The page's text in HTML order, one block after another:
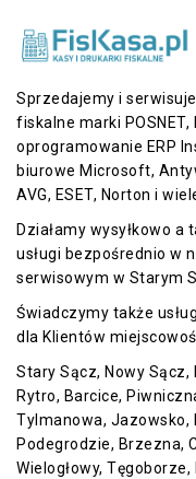
Sprzedajemy i
fiskalne marki POSNET,
oprogramowanie ERP
biurowe Microsoft,
AVG, ESET, Norton i
Działamy wysyłkowo a
usługi bezpośrednio w
serwisowym w Starym
Świadczymy także
dla Klientów
Stary Sącz, Nowy Sącz,
Rytro, Barcice,
Tylmanowa, Jazowsko,
Podegrodzie, Brzezna,
Wielogłowy,